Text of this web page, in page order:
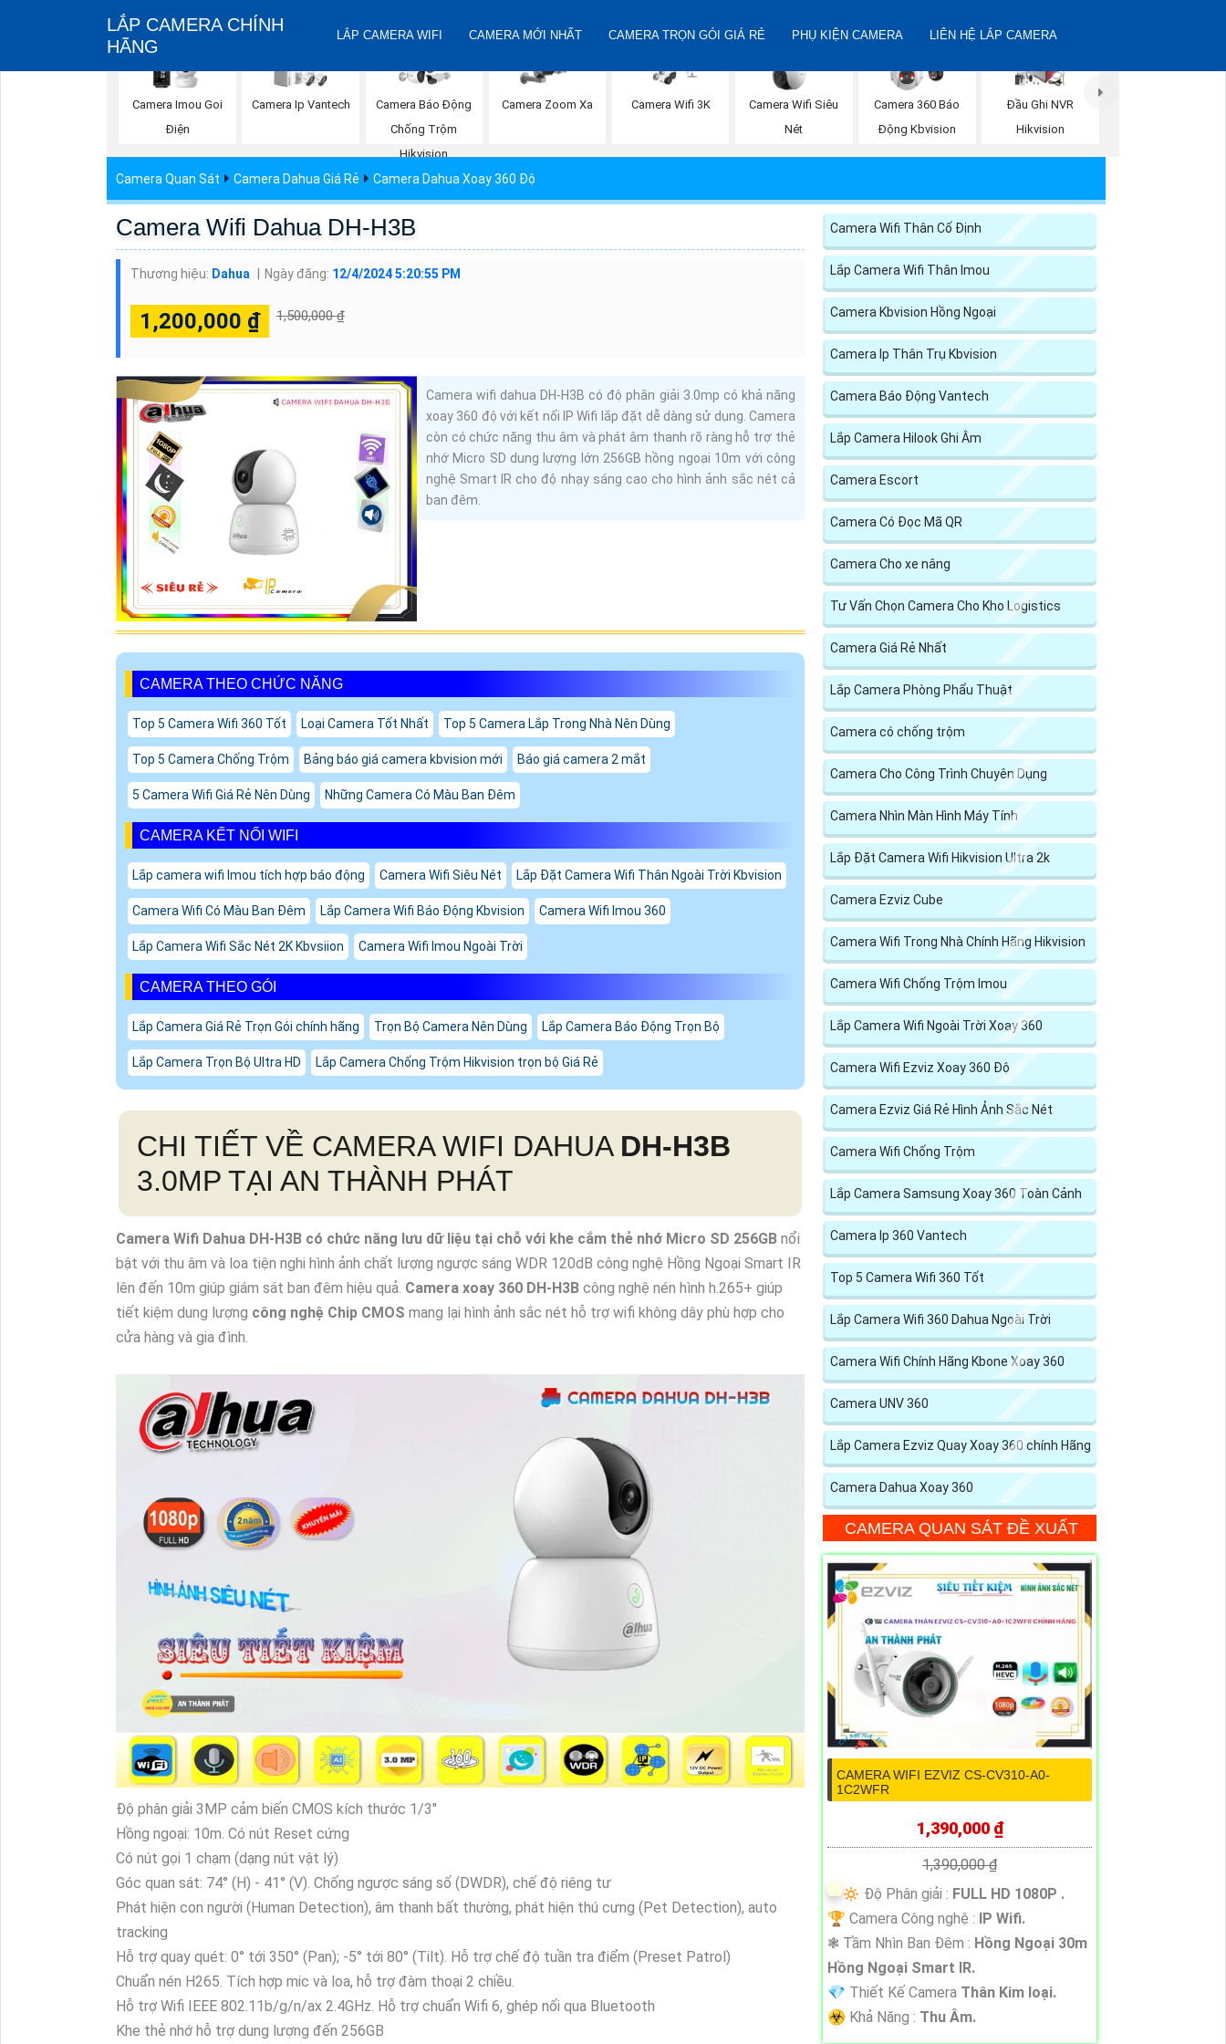
LẮP CAMERA CHÍNH
HÃNG
LẮP CAMERA WIFI CAMERA MỚI NHẤT CAMERA TRỌN GÓI GIÁ RẺ PHỤ KIỆN CAMERA LIÊN HỆ LẮP CAMERA
Camera Imou Goi
Điện
Camera Ip Vantech
Camera Báo Động
Chống Trộm
Hikvision
Camera Zoom Xa Camera Wifi 3K
Camera Wifi Siêu
Nét
Camera 360 Báo
Động Kbvision
Đầu Ghi NVR
Hikvision
Camera Quan Sát Camera Dahua Giá Rẻ Camera Dahua Xoay 360 Độ
Camera Wifi Dahua DH-H3B
Thương hiệu: Dahua Ngày đăng: 12/4/2024 5:20:55 PM
1,200,000 ₫ 1,500,000 ₫
Camera wifi dahua DH-H3B có độ phân giải 3.0mp có khả năng
xoay 360 độ với kết nối IP Wifi lắp đặt dễ dàng sử dụng. Camera
còn có chức năng thu âm và phát âm thanh rõ ràng hỗ trợ thẻ
nhớ Micro SD dung lượng lớn 256GB hồng ngoại 10m với công
nghệ Smart IR cho độ nhạy sáng cao cho hình ảnh sắc nét cả
ban đêm.
CAMERA THEO CHỨC NĂNG
Top 5 Camera Wifi 360 Tốt Loại Camera Tốt Nhất Top 5 Camera Lắp Trong Nhà Nên Dùng
Top 5 Camera Chống Trộm Bảng báo giá camera kbvision mới Báo giá camera 2 mắt
5 Camera Wifi Giá Rẻ Nên Dùng Những Camera Có Màu Ban Đêm
CAMERA KẾT NỐI WIFI
Lắp camera wifi Imou tích hợp báo động Camera Wifi Siêu Nét Lắp Đặt Camera Wifi Thân Ngoài Trời Kbvision
Camera Wifi Có Màu Ban Đêm Lắp Camera Wifi Báo Động Kbvision Camera Wifi Imou 360
Lắp Camera Wifi Sắc Nét 2K Kbvsiion Camera Wifi Imou Ngoài Trời
CAMERA THEO GÓI
Lắp Camera Giá Rẻ Trọn Gói chính hãng Trọn Bộ Camera Nên Dùng Lắp Camera Báo Động Trọn Bộ
Lắp Camera Trọn Bộ Ultra HD Lắp Camera Chống Trộm Hikvision trọn bộ Giá Rẻ
CHI TIẾT VỀ CAMERA WIFI DAHUA DH-H3B
3.0MP TẠI AN THÀNH PHÁT
Camera Wifi Dahua DH-H3B có chức năng lưu dữ liệu tại chỗ với khe cắm thẻ nhớ Micro SD 256GB nổi
bật với thu âm và loa tiện nghi hình ảnh chất lượng ngược sáng WDR 120dB công nghệ Hồng Ngoại Smart IR
lên đến 10m giúp giám sát ban đêm hiệu quả. Camera xoay 360 DH-H3B công nghệ nén hình h.265+ giúp
tiết kiệm dung lượng công nghệ Chip CMOS mang lại hình ảnh sắc nét hỗ trợ wifi không dây phù hợp cho
cửa hàng và gia đình.
Độ phân giải 3MP cảm biến CMOS kích thước 1/3"
Hồng ngoại: 10m. Có nút Reset cứng
Có nút gọi 1 chạm (dạng nút vật lý)
Góc quan sát: 74° (H) - 41° (V). Chống ngược sáng số (DWDR), chế độ riêng tư
Phát hiện con người (Human Detection), âm thanh bất thường, phát hiện thú cưng (Pet Detection), auto
tracking
Hỗ trợ quay quét: 0° tới 350° (Pan); -5° tới 80° (Tilt). Hỗ trợ chế độ tuần tra điểm (Preset Patrol)
Chuẩn nén H265. Tích hợp mic và loa, hỗ trợ đàm thoại 2 chiều.
Hỗ trợ Wifi IEEE 802.11b/g/n/ax 2.4GHz. Hỗ trợ chuẩn Wifi 6, ghép nối qua Bluetooth
Khe thẻ nhớ hỗ trợ dung lượng đến 256GB
Camera Wifi Thân Cố Định
Lắp Camera Wifi Thân Imou
Camera Kbvision Hồng Ngoại
Camera Ip Thân Trụ Kbvision
Camera Báo Động Vantech
Lắp Camera Hilook Ghi Âm
Camera Escort
Camera Có Đọc Mã QR
Camera Cho xe nâng
Tư Vấn Chọn Camera Cho Kho Logistics
Camera Giá Rẻ Nhất
Lắp Camera Phòng Phẩu Thuật
Camera có chống trộm
Camera Cho Công Trình Chuyên Dụng
Camera Nhìn Màn Hình Máy Tính
Lắp Đặt Camera Wifi Hikvision Ultra 2k
Camera Ezviz Cube
Camera Wifi Trong Nhà Chính Hãng Hikvision
Camera Wifi Chống Trộm Imou
Lắp Camera Wifi Ngoài Trời Xoay 360
Camera Wifi Ezviz Xoay 360 Độ
Camera Ezviz Giá Rẻ Hình Ảnh Sắc Nét
Camera Wifi Chống Trộm
Lắp Camera Samsung Xoay 360 Toàn Cảnh
Camera Ip 360 Vantech
Top 5 Camera Wifi 360 Tốt
Lắp Camera Wifi 360 Dahua Ngoài Trời
Camera Wifi Chính Hãng Kbone Xoay 360
Camera UNV 360
Lắp Camera Ezviz Quay Xoay 360 chính Hãng
Camera Dahua Xoay 360
CAMERA QUAN SÁT ĐỀ XUẤT
CAMERA WIFI EZVIZ CS-CV310-A0-
1C2WFR
1,390,000 ₫
1,390,000 ₫
🔅 Độ Phân giải : FULL HD 1080P .
🏆 Camera Công nghệ :
IP Wifi.
❃ Tầm Nhìn Ban Đêm : Hồng Ngoại 30m
Hồng Ngoại Smart IR.
💎 Thiết Kế Camera Thân Kim loại.
️☣️ Khả Năng : Thu Âm.